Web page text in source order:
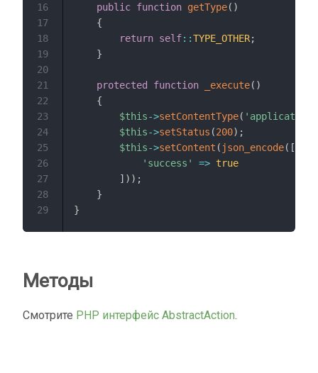
public function getType( )
{
return self::TYPE_OTHER;
}
protected function _execute( )
{
$this->setContentType(
$this->setStatus (200) ;
$this->setContent ( json_encode( [
'success'
=> true
] ) ) ;
}
}
16
17
18
19
20
21
22
23
24
25
26
27
28
29
Методы
Смотрите PHP интерфейс AbstractAction.